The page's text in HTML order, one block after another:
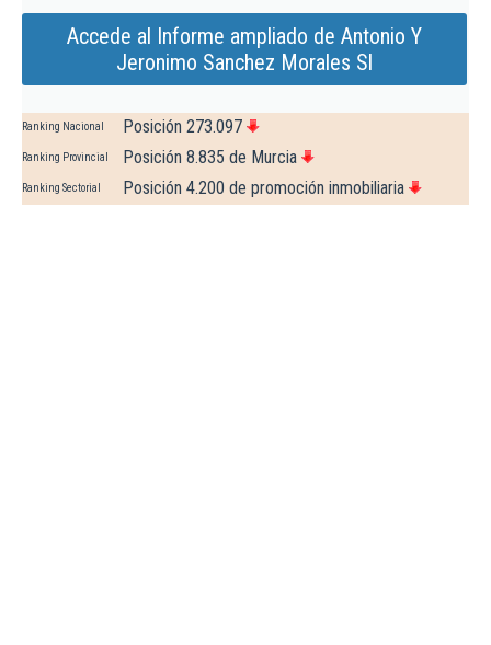
Accede al Informe ampliado de Antonio Y
Jeronimo Sanchez Morales Sl
Ranking Nacional Posición 273.097
Ranking Provincial Posición 8.835 de Murcia
Ranking Sectorial Posición 4.200 de promoción inmobiliaria